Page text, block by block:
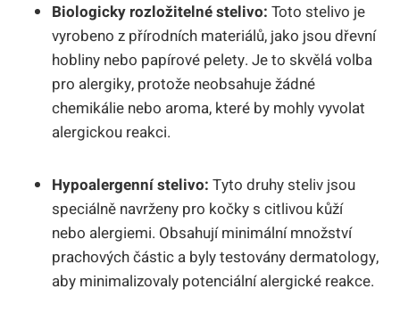
Biologicky rozložitelné stelivo: Toto stelivo je
vyrobeno z přírodních materiálů, jako jsou dřevní
hobliny nebo papírové pelety. Je to skvělá volba
pro alergiky, protože neobsahuje žádné
chemikálie nebo aroma, které by mohly vyvolat
alergickou reakci.
Hypoalergenní stelivo: Tyto druhy steliv jsou
speciálně navrženy pro kočky s citlivou kůží
nebo alergiemi. Obsahují minimální množství
prachových částic a byly testovány dermatology,
aby minimalizovaly potenciální alergické reakce.